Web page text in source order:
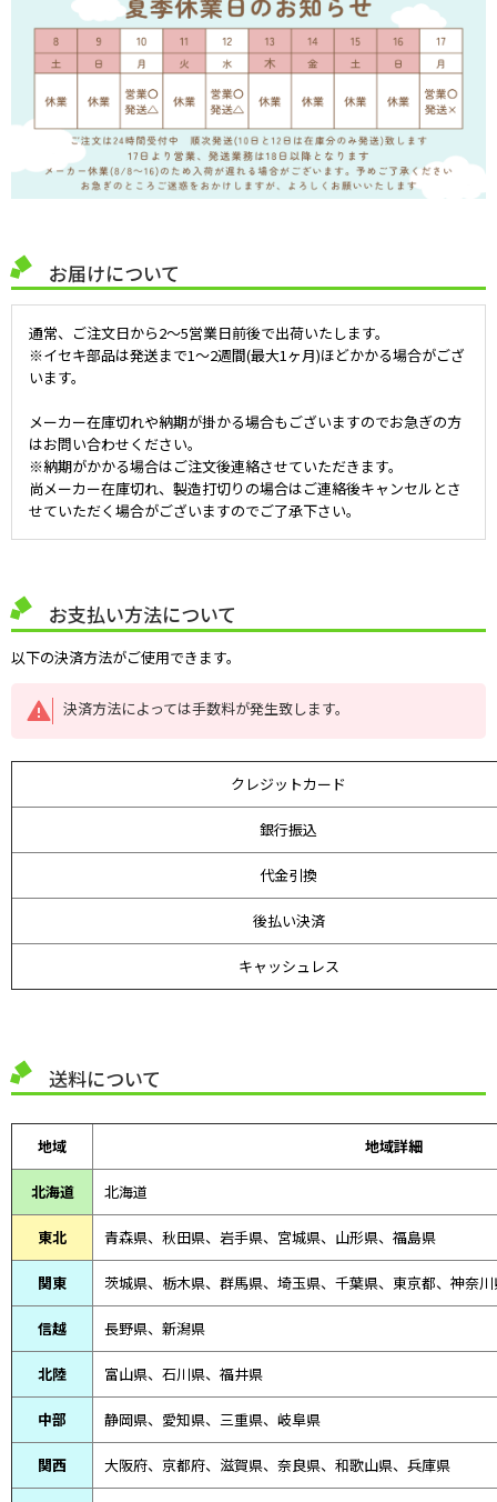
お届けについて
通常、ご注文日から2～5営業日前後で出荷いたします。
※イセキ部品は発送まで1～2週間(最大1ヶ月)ほどかかる場合がござ
います。
メーカー在庫切れや納期が掛かる場合もございますのでお急ぎの方
はお問い合わせください。
※納期がかかる場合はご注文後連絡させていただきます。
尚メーカー在庫切れ、製造打切りの場合はご連絡後キャンセルとさ
せていただく場合がございますのでご了承下さい。
お支払い方法について
以下の決済方法がご使用できます。
決済方法によっては手数料が発生致します。
クレジットカード
銀行振込
代金引換
後払い決済
キャッシュレス
送料について
地域 地域詳細
北海道 北海道
東北 青森県、 秋田県、 岩手県、宮城県、山形県、福島県
関東 茨城県、栃木県、群馬県、埼玉県、千葉県、東京都、神奈
信越 長野県、新潟県
北陸 富山県、 石川県、 福井県
中部 静岡県、 愛知県、 三重県、 岐阜県
関西 大阪府、京都府、滋賀県、奈良県、和歌山県、兵庫県